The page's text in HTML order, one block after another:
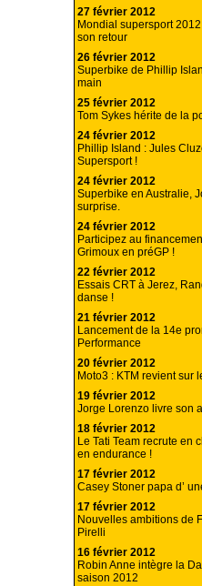
27 février 2012
Mondial supersport
son retour
26 février 2012
Superbike de Phillip
main
25 février 2012
Tom Sykes hérite de la
24 février 2012
Phillip Island : Jules
Supersport !
24 février 2012
Superbike en Australie,
surprise.
24 février 2012
Participez au
Grimoux en préGP !
22 février 2012
Essais CRT à Jerez,
danse !
21 février 2012
Lancement de la 14e
Performance
20 février 2012
Moto3 : KTM revient sur
19 février 2012
Jorge Lorenzo livre son
18 février 2012
Le Tati Team recrute en
en endurance !
17 février 2012
Casey Stoner papa d’
17 février 2012
Nouvelles ambitions de
Pirelli
16 février 2012
Robin Anne intègre la
saison 2012